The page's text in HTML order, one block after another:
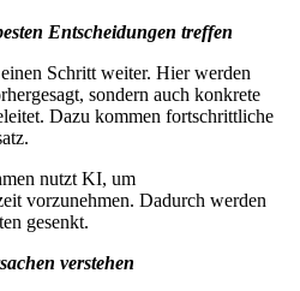
Entscheidungen treffen
Schritt weiter. Hier werden
sondern auch konkrete
Dazu kommen fortschrittliche
nutzt KI, um
vorzunehmen. Dadurch werden
gesenkt.
verstehen